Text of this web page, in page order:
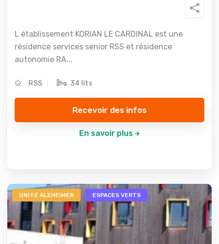
L établissement KORIAN LE CARDINAL est une
résidence services senior RSS et résidence
autonomie RA...
RSS 34 lits
Recevoir des infos
En savoir plus
UNITÉ ALZHEIMER ESPACES VERTS